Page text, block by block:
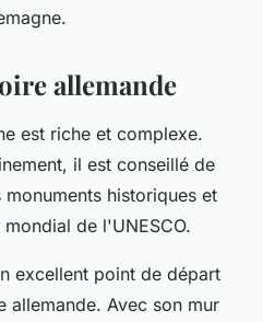
allemande
est riche et complexe.
il est conseillé de
historiques et
de l'UNESCO.
excellent point de départ
Avec son mur